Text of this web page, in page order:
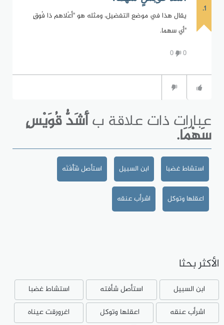
1.
يقال هذا في موضع التفضيل، ومثله هو "أعْلاهم ذا فُوقٍ
"أي سهما.
0
0
عبارات ذات علاقة بأَشَدُّ قُوَيْسٍ
سَهْمَا.
استشاط غضبا ابن السبيل استأصل شَأْفَتَه
اعقلها وتوكل اشرأب عنقه
الأكثر بحثا
ابن السبيل استأصل شأفته
استشاط غضبا
اشرأب عنقه
اعقلها وتوكل
اغرورقت عيناه